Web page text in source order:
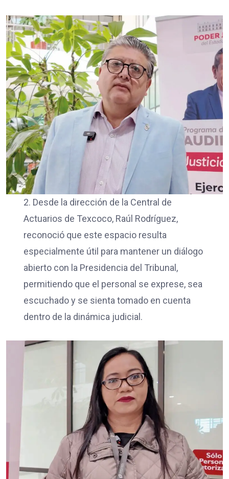
2. Desde la dirección de la Central de
Actuarios de Texcoco, Raúl Rodríguez,
reconoció que este espacio resulta
especialmente útil para mantener un diálogo
abierto con la Presidencia del Tribunal,
permitiendo que el personal se exprese, sea
escuchado y se sienta tomado en cuenta
dentro de la dinámica judicial.